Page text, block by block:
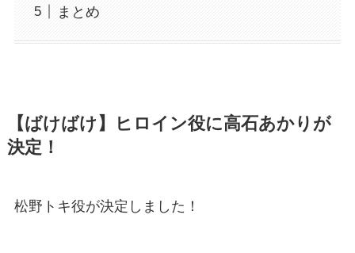
まとめ
【ばけばけ】ヒロイン役に高石あかりが
決定！
松野トキ役が決定しました！